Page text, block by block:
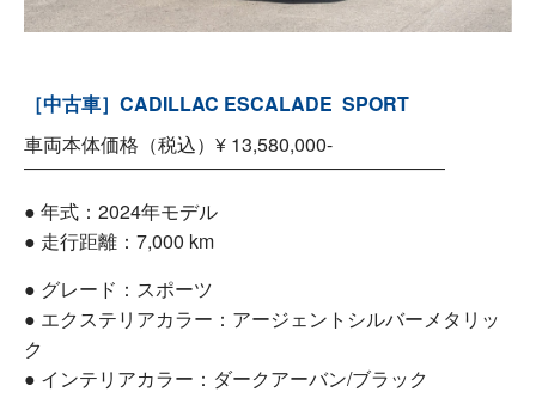
［中古車］CADILLAC ESCALADE SPORT
車両本体価格（税込）¥ 13,580,000-
――――――――――――――――――――――
● 年式：2024年モデル
● 走行距離：7,000 km
● グレード：スポーツ
● エクステリアカラー：アージェントシルバーメタリッ
ク
● インテリアカラー：ダークアーバン/ブラック